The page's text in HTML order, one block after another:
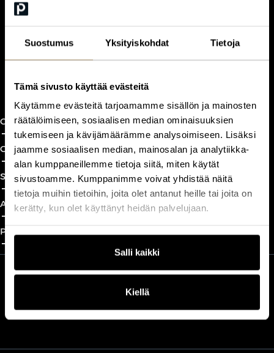
Suostumus Yksityiskohdat Tietoja
Tämä sivusto käyttää evästeitä
Käytämme evästeitä tarjoamamme sisällön ja mainosten
räätälöimiseen, sosiaalisen median ominaisuuksien
tukemiseen ja kävijämäärämme analysoimiseen. Lisäksi
jaamme sosiaalisen median, mainosalan ja analytiikka-
alan kumppaneillemme tietoja siitä, miten käytät
sivustoamme. Kumppanimme voivat yhdistää näitä
tietoja muihin tietoihin, joita olet antanut heille tai joita on
kerätty, kun olet käyttänyt heidän palvelujaan.
Salli kaikki
Kiellä
Keilaranta 1 A, 02150 Espoo
customerservice@professio.fi
Book a call
CxO Circles
add_2close
CxO Academy
add_2close
Solutions
add_2close
About
add_2 close
Partnership
add_2
We are part of Professio Group